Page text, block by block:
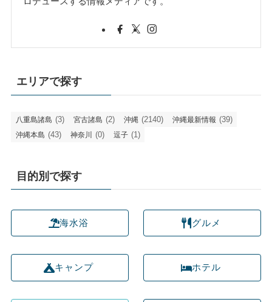
エリアで探す
八重島諸島 (3) 宮古諸島 (2) 沖縄 (2140) 沖縄最新情報 (39)
沖縄本島 (43) 神奈川 (0) 逗子 (1)
目的別で探す
海水浴
キャンプ
グルメ
ホテル